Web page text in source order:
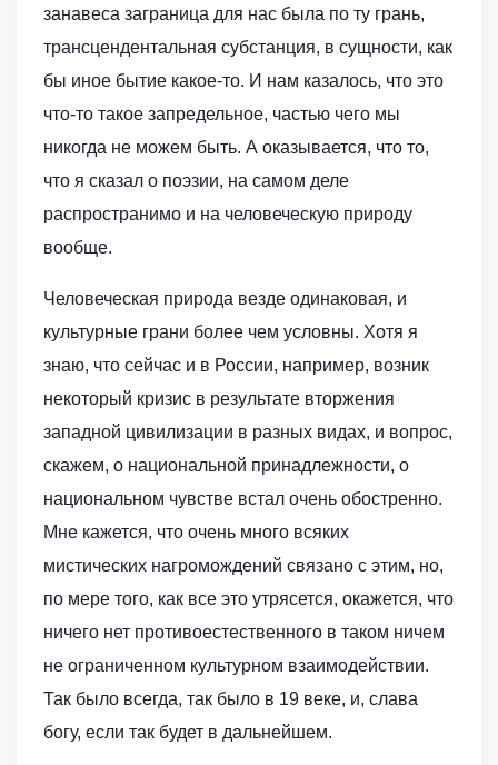
занавеса заграница для нас была по ту грань,
трансцендентальная субстанция, в сущности, как
бы иное бытие какое-то. И нам казалось, что это
что-то такое запредельное, частью чего мы
никогда не можем быть. А оказывается, что то,
что я сказал о поэзии, на самом деле
распространимо и на человеческую природу
вообще.
Человеческая природа везде одинаковая, и
культурные грани более чем условны. Хотя я
знаю, что сейчас и в России, например, возник
некоторый кризис в результате вторжения
западной цивилизации в разных видах, и вопрос,
скажем, о национальной принадлежности, о
национальном чувстве встал очень обостренно.
Мне кажется, что очень много всяких
мистических нагромождений связано с этим, но,
по мере того, как все это утрясется, окажется, что
ничего нет противоестественного в таком ничем
не ограниченном культурном взаимодействии.
Так было всегда, так было в 19 веке, и, слава
богу, если так будет в дальнейшем.